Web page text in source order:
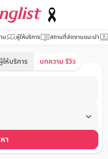
น ผู้ให้บริการ สถานที่จัดงานแนะนำ
ให้บริการ บทความ รีวิว
า